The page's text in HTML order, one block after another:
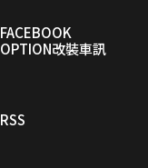
FACEBOOK
OPTION改裝車訊
RSS